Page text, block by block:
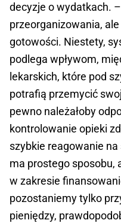
decyzje o wydatkach.
przeorganizowania,
gotowości. Niestety,
podlega wpływom,
lekarskich, które pod
potrafią przemycić
pewno należałoby
kontrolowanie opieki
szybkie reagowanie
ma prostego sposobu,
w zakresie
pozostaniemy tylko
pieniędzy,